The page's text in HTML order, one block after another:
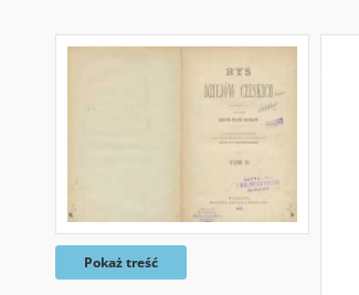
Pokaż treść